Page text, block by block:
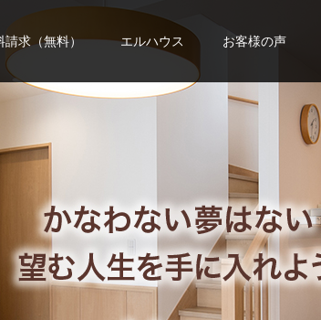
請求（無料） エルハウス お客様の声